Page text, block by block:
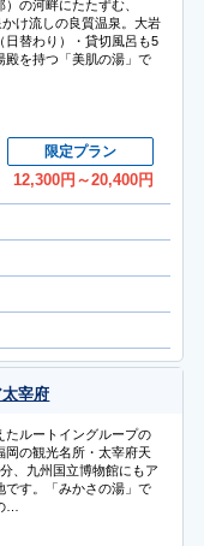
の河畔にたたずむ、
かけ流しの良質温泉。大岩
日替わり）・貸切風呂も5
殿を持つ「美肌の湯」で
限定プラン
12,300円 ～20,400円
宰府
たルートイングループの
岡の観光名所・太宰府天
、九州国立博物館にもア
です。「みかさの湯」で
…